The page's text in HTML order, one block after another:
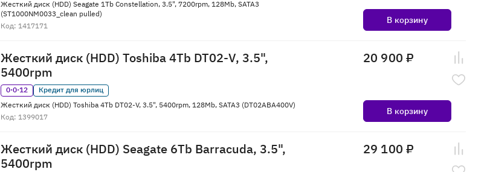
Жесткий диск (HDD) Seagate 1Tb Constellation, 3.5", 7200rpm, 128Mb, SATA3
(ST1000NM0033_clean pulled)
Код: 1417171
В корзину
Жесткий диск (HDD) Toshiba 4Tb DT02-V, 3.5",
5400rpm
0·0·12
Кредит для юрлиц
Жесткий диск (HDD) Toshiba 4Tb DT02-V, 3.5", 5400rpm, 128Mb, SATA3 (DT02ABA400V)
Код: 1399017
20 900 ₽
В корзину
Жесткий диск (HDD) Seagate 6Tb Barracuda, 3.5",
5400rpm
29 100 ₽